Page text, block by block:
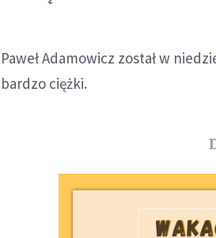
Paweł Adamowicz został w
bardzo ciężki.